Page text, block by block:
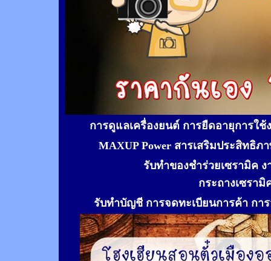
การดูแลเครื่องยนต์ การยืดอายุการใ
MAXUP Power สารเสริมประสิทธิ
รับทำของชำร่วยเซรามิค
กระถางเซรา
รับทำบัญชี การจดทะเบียนการค้า กา